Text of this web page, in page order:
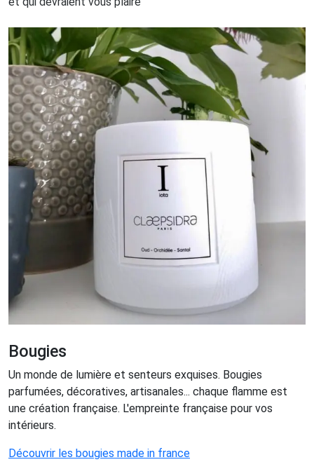
Bougies
Un monde de lumière et senteurs exquises. Bougies
parfumées, décoratives, artisanales... chaque flamme est
une création française. L'empreinte française pour vos
intérieurs.
Découvrir les bougies made in france